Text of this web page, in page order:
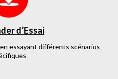
d’Essai
essayant différents scénarios